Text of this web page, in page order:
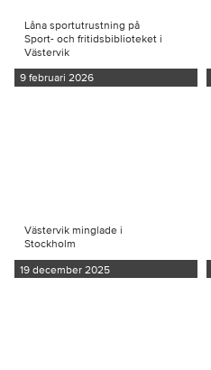
Låna sportutrustning på
Sport- och fritidsbiblioteket i
Västervik
9 februari 2026
Västervik minglade i
Stockholm
19 december 2025